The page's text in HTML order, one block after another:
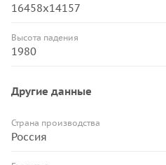
16458х14157
Высота падения
1980
Другие данные
Страна производства
Россия